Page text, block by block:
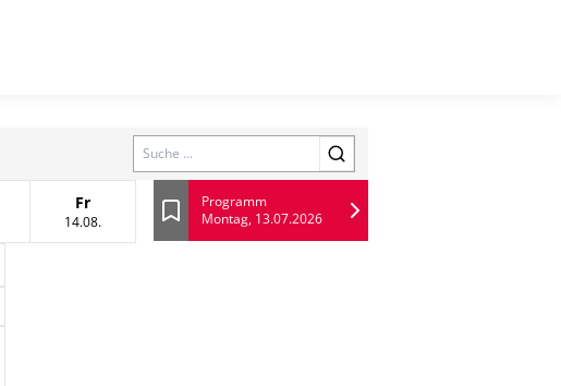
Search
13 August
Freitag, 14 August
Fr
14.08. Lesezeichen
Programm
Montag, 13.07.2026